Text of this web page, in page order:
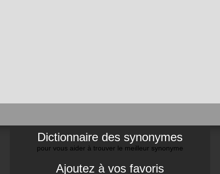
Dictionnaire des synonymes
pour vous aider à trouver le meilleur synonyme
Ajoutez à vos favoris